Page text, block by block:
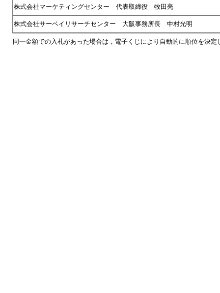
株式会社マーケティングセンター 代表取締役 牧田亮
株式会社サーベイリサーチセンター 大阪事務所長 中村光明
同一金額での入札があった場合は，電子くじにより自動的に順位を決定